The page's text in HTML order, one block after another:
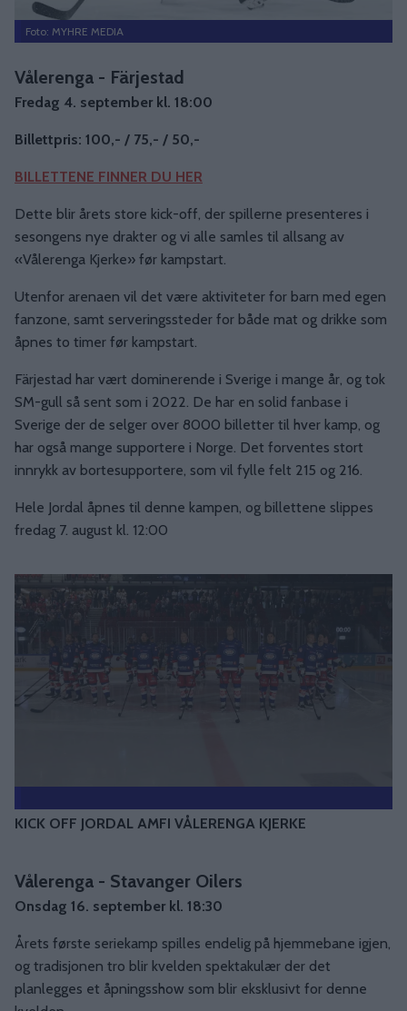
Foto: MYHRE MEDIA
Vålerenga - Färjestad
Fredag 4. september kl. 18:00
Billettpris: 100,- / 75,- / 50,-
BILLETTENE FINNER DU HER
Dette blir årets store kick-off, der spillerne presenteres i
sesongens nye drakter og vi alle samles til allsang av
«Vålerenga Kjerke» før kampstart.
Utenfor arenaen vil det være aktiviteter for barn med egen
fanzone, samt serveringssteder for både mat og drikke som
åpnes to timer før kampstart.
Färjestad har vært dominerende i Sverige i mange år, og tok
SM-gull så sent som i 2022. De har en solid fanbase i
Sverige der de selger over 8000 billetter til hver kamp, og
har også mange supportere i Norge. Det forventes stort
innrykk av bortesupportere, som vil fylle felt 215 og 216.
Hele Jordal åpnes til denne kampen, og billettene slippes
fredag 7. august kl. 12:00
KICK OFF JORDAL AMFI VÅLERENGA KJERKE
Vålerenga - Stavanger Oilers
Onsdag 16. september kl. 18:30
Årets første seriekamp spilles endelig på hjemmebane igjen,
og tradisjonen tro blir kvelden spektakulær der det
planlegges et åpningsshow som blir eksklusivt for denne